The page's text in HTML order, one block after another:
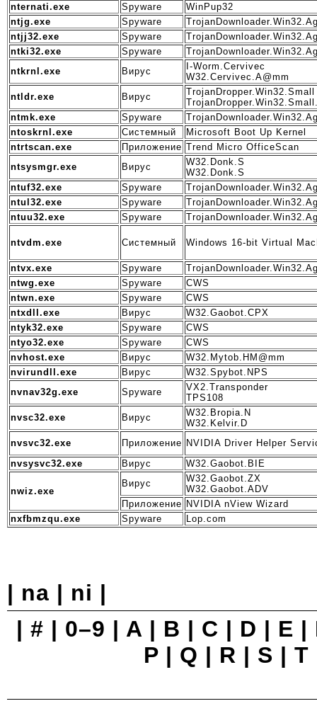
nternati.exe
Spyware
WinPup32
ntjg.exe
Spyware
ntjj32.exe
Spyware
ntki32.exe
Spyware
ntkrnl.exe
Вирус
I-Worm.Cervivec
W32.Cervivec.A@mm
ntldr.exe
Вирус
TrojanDropper.Win32.Small
ntmk.exe
Spyware
ntoskrnl.exe
Системный
Microsoft Boot Up Kernel
ntrtscan.exe
Приложение Trend Micro OfficeScan
ntsysmgr.exe
Вирус
W32.Donk.S
W32.Donk.S
ntuf32.exe
Spyware
ntul32.exe
Spyware
ntuu32.exe
Spyware
ntvdm.exe Системный Windows 16-bit Virtual
ntvx.exe Spyware
ntwg.exe
Spyware
CWS
ntwn.exe
Spyware
CWS
ntxdll.exe
Вирус
W32.Gaobot.CPX
ntyk32.exe
Spyware
CWS
ntyo32.exe
Spyware
CWS
nvhost.exe
Вирус
W32.Mytob.HM@mm
nvirundll.exe
Вирус
W32.Spybot.NPS
nvnav32g.exe
Spyware
VX2.Transponder
TPS108
nvsc32.exe
Вирус
W32.Bropia.N
W32.Kelvir.D
nvsvc32.exe
Приложение NVIDIA Driver Helper
nvsysvc32.exe
Вирус W32.Gaobot.BIE
nwiz.exe
Вирус
W32.Gaobot.ZX
W32.Gaobot.ADV
Приложение NVIDIA nView Wizard
nxfbmzqu.exe
Spyware Lop.com
| na | ni |
| # | 0–9 | A | B | C | D | E |
P | Q | R | S | T